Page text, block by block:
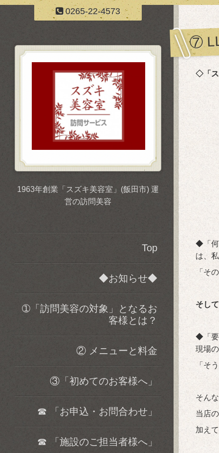
0265-22-4573
⑦
◇「ス
◆「何
は、
「そ
そし
◆「要
現場
「そ
そん
当店
加え
1963年創業「スズキ美容室」(飯田市) 運
営の訪問美容
Top
◆お知らせ◆
➀「訪問美容の対象」となるお
客様とは？
② メニューと料金
③「初めてのお客様へ」
☎ 「お申込・お問合わせ」
☎ 「施設のご担当者様へ」